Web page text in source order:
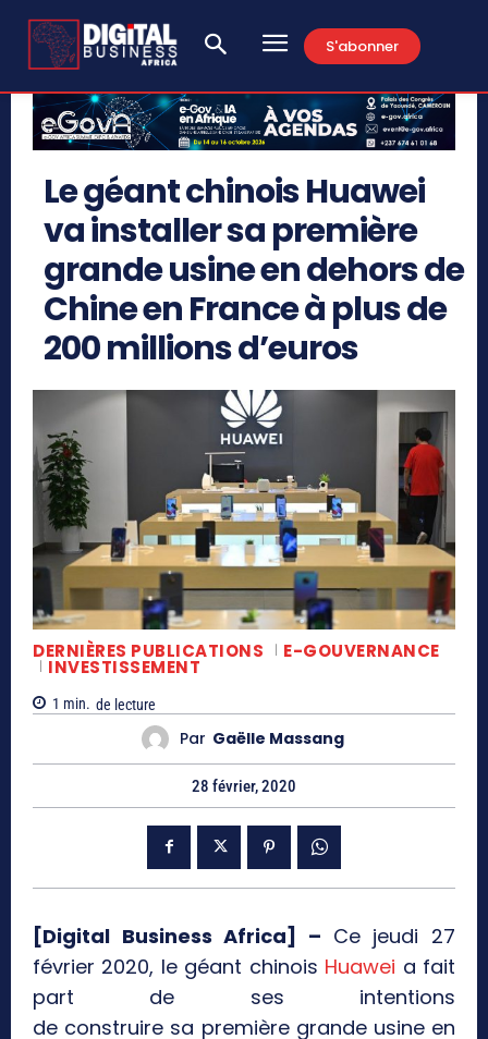
S'abonner
Le géant chinois Huawei
va installer sa première
grande usine en dehors de
Chine en France à plus de
200 millions d’euros
DERNIÈRES PUBLICATIONS E-GOUVERNANCE
INVESTISSEMENT
1 min. de lecture
Par Gaëlle Massang
28 février, 2020
[Digital Business Africa] – Ce jeudi 27
février 2020, le géant chinois Huawei a fait
part de ses intentions
de construire sa première grande usine en